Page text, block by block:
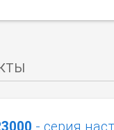
- серия